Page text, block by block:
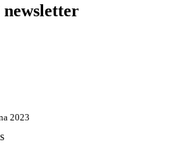
newsletter
2023